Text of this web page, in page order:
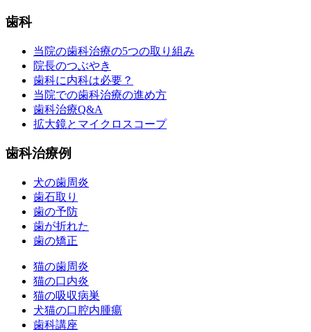
歯科
当院の歯科治療の5つの取り組み
院長のつぶやき
歯科に内科は必要？
当院での歯科治療の進め方
歯科治療Q&A
拡大鏡とマイクロスコープ
歯科治療例
犬の歯周炎
歯石取り
歯の予防
歯が折れた
歯の矯正
猫の歯周炎
猫の口内炎
猫の吸収病巣
犬猫の口腔内腫瘍
歯科講座